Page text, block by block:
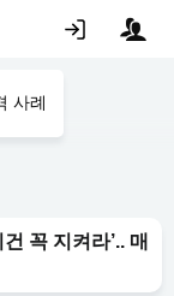
사례
꼭 지켜라’.. 매